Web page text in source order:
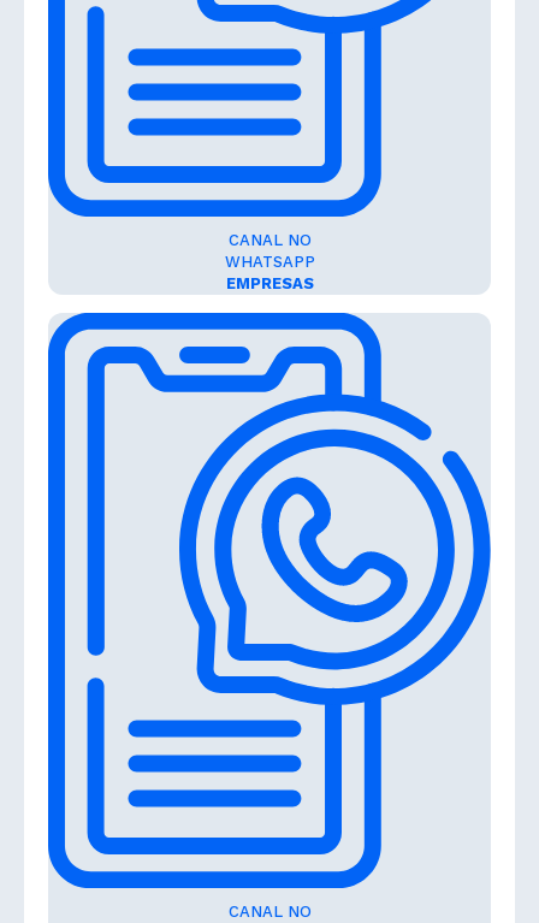
CANAL NO
WHATSAPP
EMPRESAS
CANAL NO